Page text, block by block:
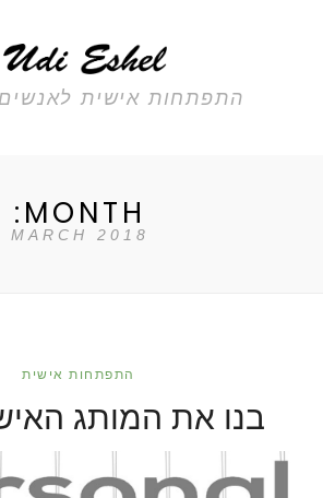
התפתחות אישית
MONTH:
MARCH 2018
התפתחות אישית
בנו את המותג